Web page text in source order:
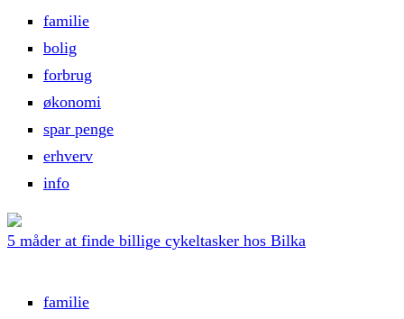
familie
bolig
forbrug
økonomi
spar penge
erhverv
info
5 måder at finde billige cykeltasker hos Bilka
familie